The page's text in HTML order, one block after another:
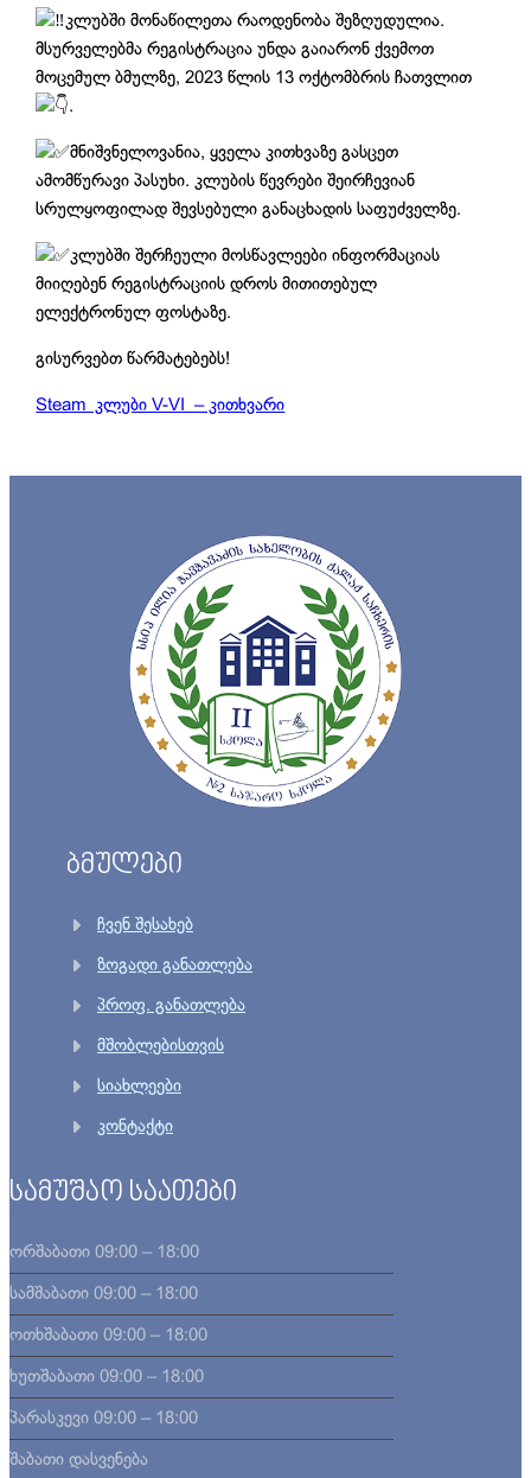
კლუბში მონაწილეთა რაოდენობა შეზღუდულია.
მსურველებმა რეგისტრაცია უნდა გაიარონ ქვემოთ
მოცემულ ბმულზე, 2023 წლის 13 ოქტომბრის ჩათვლით
.
მნიშვნელოვანია, ყველა კითხვაზე გასცეთ
ამომწურავი პასუხი. კლუბის წევრები შეირჩევიან
სრულყოფილად შევსებული განაცხადის საფუძველზე.
კლუბში შერჩეული მოსწავლეები ინფორმაციას
მიიღებენ რეგისტრაციის დროს მითითებულ
ელექტრონულ ფოსტაზე.
გისურვებთ წარმატებებს!
Steam კლუბი V-VI – კითხვარი
ბმულები
ჩვენ შესახებ
ზოგადი განათლება
პროფ. განათლება
მშობლებისთვის
სიახლეები
კონტაქტი
სამუშაო საათები
ორშაბათი 09:00 – 18:00
სამშაბათი 09:00 – 18:00
ოთხშაბათი 09:00 – 18:00
ხუთშაბათი 09:00 – 18:00
პარასკევი 09:00 – 18:00
შაბათი დასვენება